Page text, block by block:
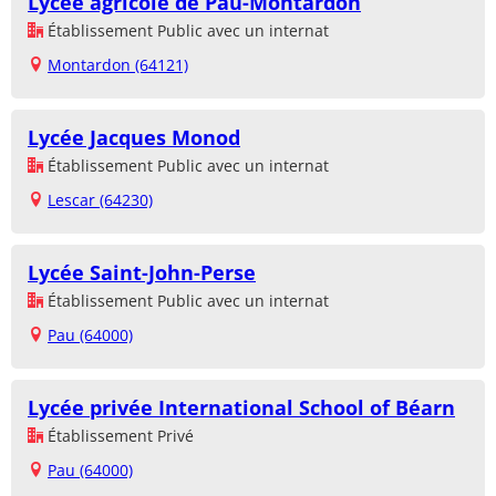
Établissement Public avec un internat
Montardon (64121)
Lycée Jacques Monod
Établissement Public avec un internat
Lescar (64230)
Lycée Saint-John-Perse
Établissement Public avec un internat
Pau (64000)
Lycée privée International School of Béarn
Établissement Privé
Pau (64000)